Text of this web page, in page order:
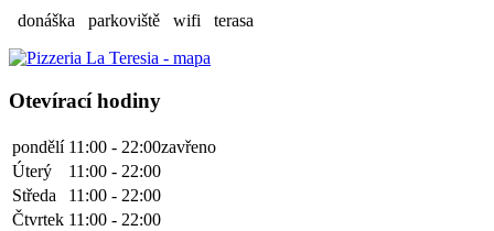
donáška
parkoviště wifi terasa
Otevírací hodiny
pondělí 11:00 - 22:00zavřeno
Úterý
11:00 - 22:00
Středa
11:00 - 22:00
Čtvrtek 11:00 - 22:00